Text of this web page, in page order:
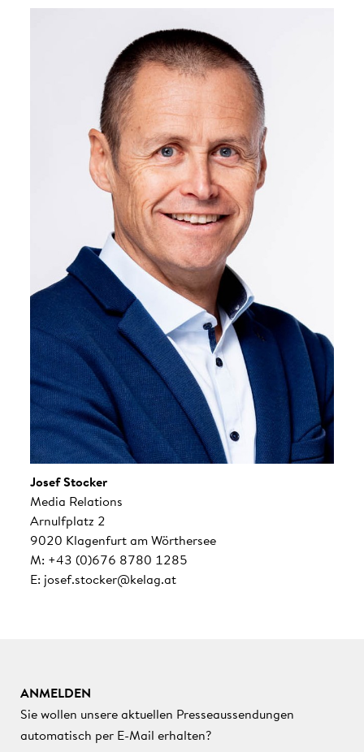
Josef Stocker
Media Relations
Arnulfplatz 2
9020 Klagenfurt am Wörthersee
M: +43 (0)676 8780 1285
E: josef.stocker@kelag.at
ANMELDEN
Sie wollen unsere aktuellen Presseaussendungen
automatisch per E-Mail erhalten?